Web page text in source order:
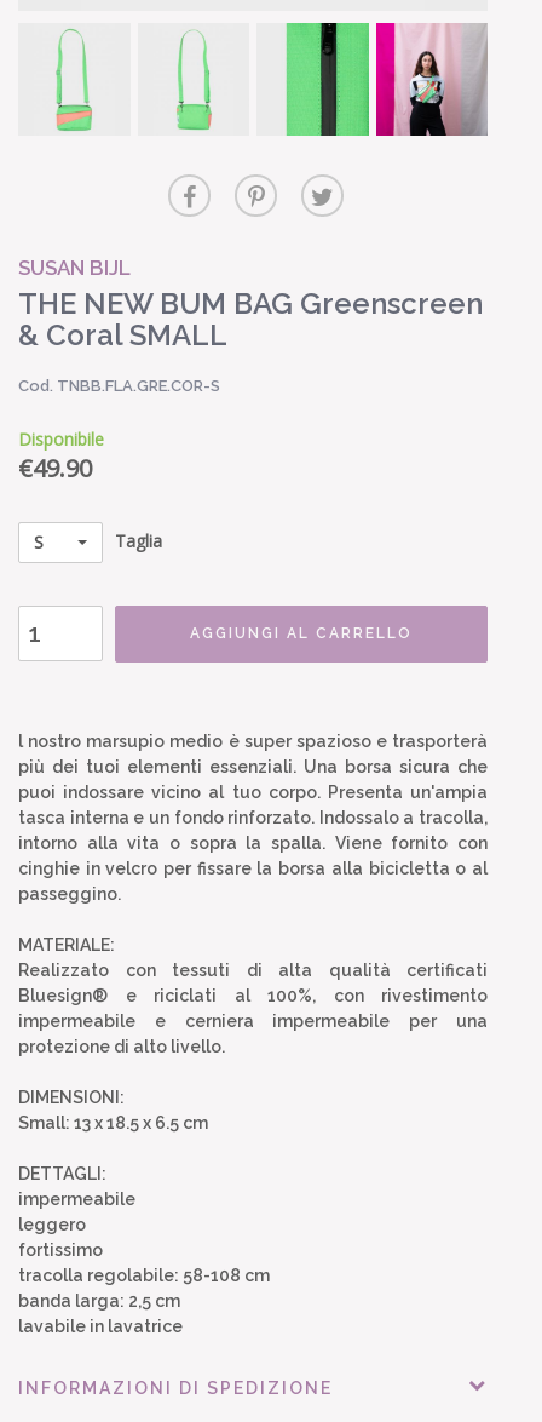
SUSAN BIJL
THE NEW BUM BAG Greenscreen
& Coral SMALL
Cod. TNBB.FLA.GRE.COR-S
Disponibile
€49.90
S Taglia
AGGIUNGI AL CARRELLO
l nostro marsupio medio è super spazioso e trasporterà
più dei tuoi elementi essenziali. Una borsa sicura che
puoi indossare vicino al tuo corpo. Presenta un'ampia
tasca interna e un fondo rinforzato. Indossalo a tracolla,
intorno alla vita o sopra la spalla. Viene fornito con
cinghie in velcro per fissare la borsa alla bicicletta o al
passeggino.
MATERIALE:
Realizzato con tessuti di alta qualità certificati
Bluesign® e riciclati al 100%, con rivestimento
impermeabile e cerniera impermeabile per una
protezione di alto livello.
DIMENSIONI:
Small: 13 x 18.5 x 6.5 cm
DETTAGLI:
impermeabile
leggero
fortissimo
tracolla regolabile: 58-108 cm
banda larga: 2,5 cm
lavabile in lavatrice
INFORMAZIONI DI SPEDIZIONE